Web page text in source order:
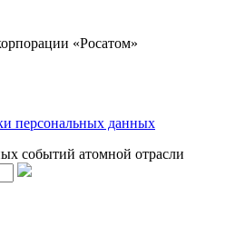
«Росатом»
персональных данных
событий атомной отрасли